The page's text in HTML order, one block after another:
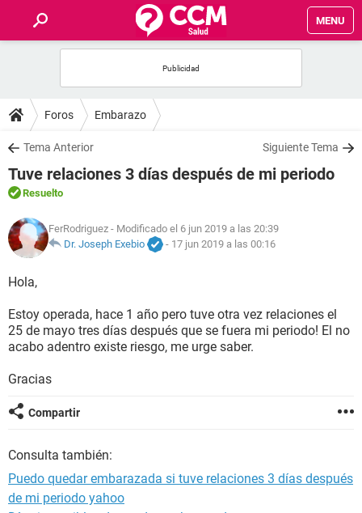
MENU
FOROS
SALUD
FAMILIA
NUTRICIÓN
SEXUALIDAD
GLOSARIO
Foros Embarazo
Tema Anterior Siguiente Tema
Tuve relaciones 3 días después de mi periodo
Resuelto
FerRodriguez - Modificado el 6 jun 2019 a las 20:39
Dr. Joseph Exebio
- 17 jun 2019 a las 00:16
Hola,
Estoy operada, hace 1 año pero tuve otra vez relaciones el
25 de mayo tres días después que se fuera mi periodo! El no
acabo adentro existe riesgo, me urge saber.
Gracias
Compartir
Consulta también:
Puedo quedar embarazada si tuve relaciones 3 días después
de mi periodo yahoo